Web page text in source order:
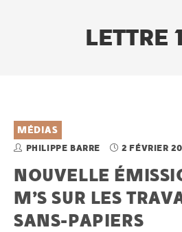
LETTRE
MÉDIAS
PHILIPPE BARRE 2 FÉVRIER
NOUVELLE
M’S SUR LES
SANS-PAPIERS